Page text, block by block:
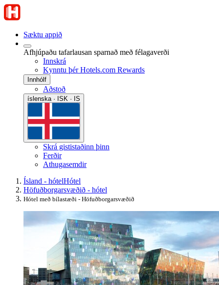
Sæktu appið
Afhjúpaðu tafarlausan sparnað með félagaverði
Innskrá
Kynntu þér Hotels.com Rewards
Innhólf
Aðstoð
íslenska · ISK · IS
Skrá gististaðinn þinn
Ferðir
Athugasemdir
Ísland - hótelHótel
Höfuðborgarsvæðið - hótel
Hótel með bílastæði - Höfuðborgarsvæðið